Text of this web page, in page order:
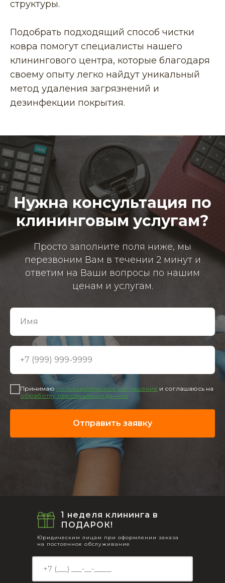
структуры.
Подобрать подходящий способ чистки
ковра помогут специалисты нашего
клинингового центра, которые благодаря
своему опыту легко найдут уникальный
метод удаления загрязнений и
дезинфекции покрытия.
Нужна консультация по
клининговым услугам?
Просто заполните поля ниже, мы
перезвоним Вам в течении 2 минут и
ответим на Ваши вопросы по нашим
ценам и услугам.
Принимаю пользовательское соглашение и соглашаюсь на
обработку персональных данных
Отправить заявку
1 неделя клининга в
ПОДАРОК!
Юридическим лицам при оформлении заказа
на постоянное обслуживание